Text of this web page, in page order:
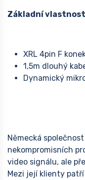
Základní
XRL 4pin F
1,5m dlouhý
Dynamický
Německá
nekompromisních
video signálu, ale
Mezi její klienty patří